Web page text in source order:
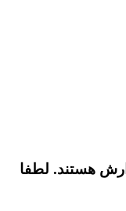
هستند. لطفا